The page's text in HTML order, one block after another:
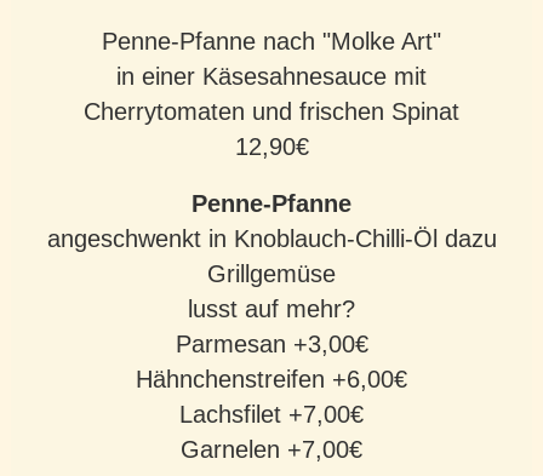
Penne-Pfanne nach "Molke Art"
in einer Käsesahnesauce mit
Cherrytomaten und frischen Spinat
12,90€
Penne-Pfanne
angeschwenkt in Knoblauch-Chilli-Öl dazu
Grillgemüse
lusst auf mehr?
Parmesan +3,00€
Hähnchenstreifen +6,00€
Lachsfilet +7,00€
Garnelen +7,00€